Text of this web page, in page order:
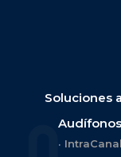
Soluciones
Audífonos
IntraCanal